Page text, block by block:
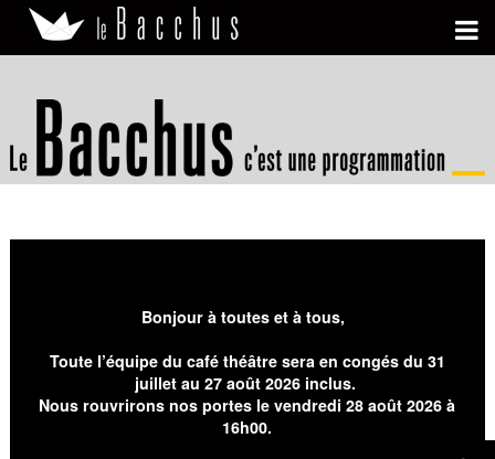
Bonjour à toutes et à tous,
Toute l’équipe du café théâtre sera en congés du 31
juillet au 27 août 2026 inclus.
Nous rouvrirons nos portes le vendredi 28 août 2026 à
16h00.